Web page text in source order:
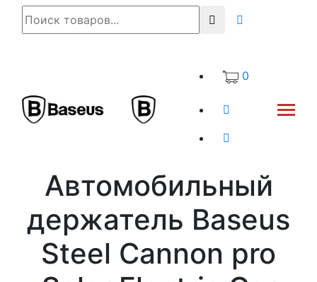
0
Автомобильный
держатель Baseus
Steel Cannon pro